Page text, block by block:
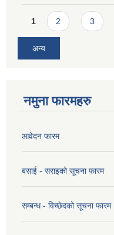
Pages
1 2 3
अन्य
नमुना फारमहरु
आवेदन फारम
बसाई - सराइको सूचना फारम
सम्बन्ध - विच्छेदको सूचना फारम